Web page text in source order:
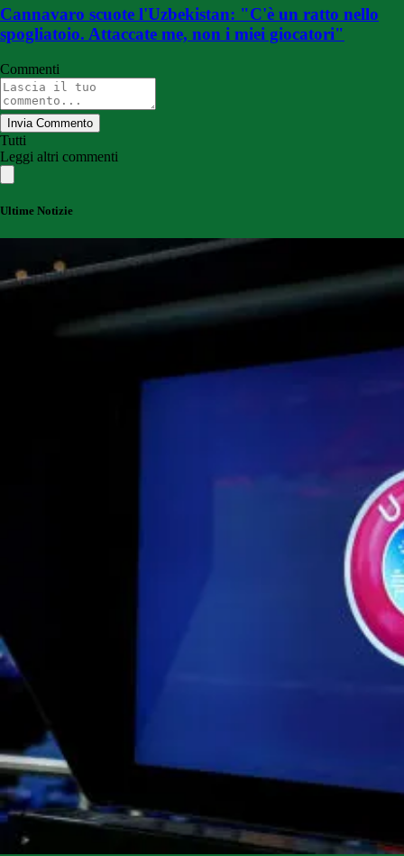
Cannavaro scuote l'Uzbekistan: "C'è un ratto nello
spogliatoio. Attaccate me, non i miei giocatori"
Commenti
Invia Commento
Tutti
Leggi altri commenti
Ultime Notizie